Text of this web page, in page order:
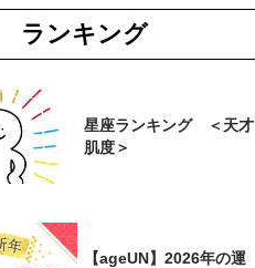
ランキング
星座ランキング ＜天才
肌度＞
【ageUN】2026年の運